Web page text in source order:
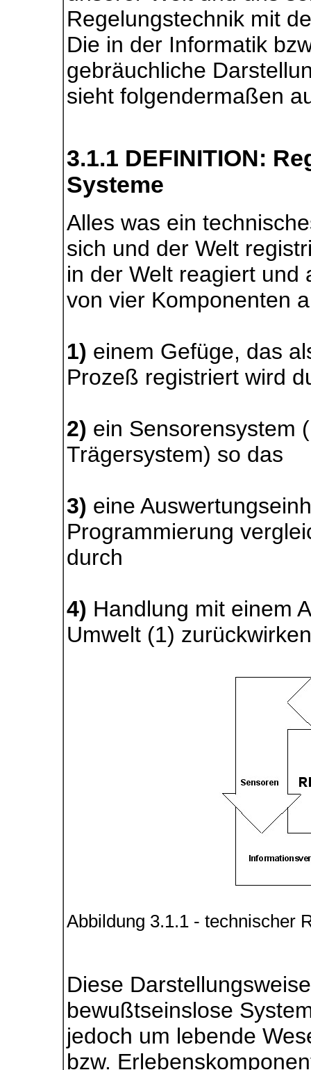
Regelungstechnik mit
Die in der Informatik
gebräuchliche
sieht folgendermaßen
3.1.1 DEFINITION:
Systeme
Alles was ein
sich und der Welt
in der Welt reagiert und
von vier Komponenten
1) einem Gefüge, das
Prozeß registriert wird
2) ein Sensorensystem
Trägersystem) so das
3) eine
Programmierung
durch
4) Handlung mit einem
Umwelt (1)
Abbildung 3.1.1 - technischer
Diese
bewußtseinslose
jedoch um lebende
bzw.